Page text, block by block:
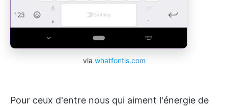
via whatfontis.com
Pour ceux d'entre nous qui aiment l'énergie de